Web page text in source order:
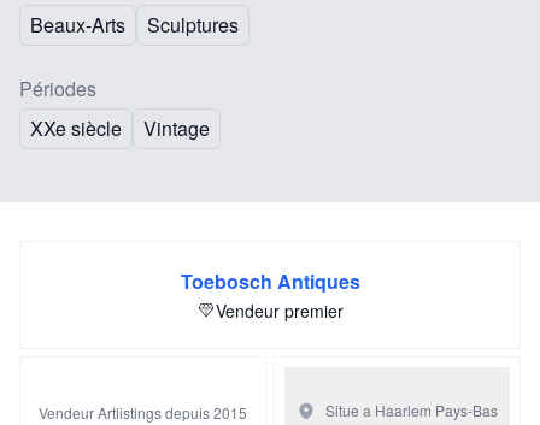
Beaux-Arts
Sculptures
Périodes
XXe siècle
Vintage
Toebosch Antiques
Vendeur premier
Vendeur Artlistings depuis 2015 Situe a Haarlem Pays-Bas